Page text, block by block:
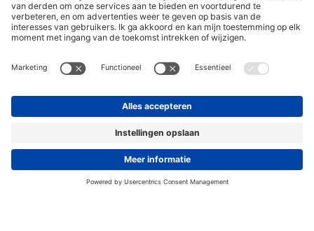
Tips & Tricks